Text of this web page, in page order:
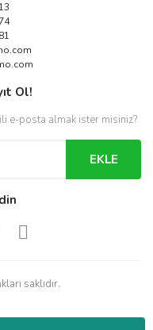
Ol!
e-posta almak ister misiniz?
EKLE
saklıdır.